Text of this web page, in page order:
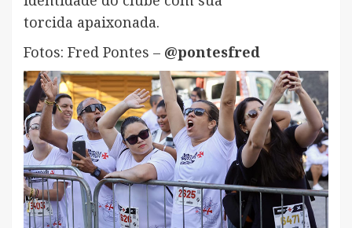
torcida apaixonada.
Fotos: Fred Pontes – @pontesfred